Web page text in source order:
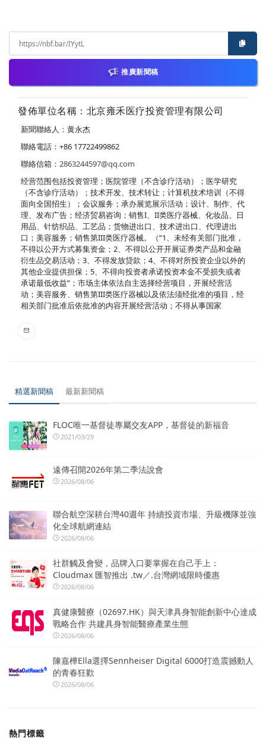
推廣新聞稿
發佈單位名稱：北京雍禾医疗投资管理有限公司
新聞聯絡人：黄永杰
聯絡電話：+86 17722499862
聯絡信箱： 2863244597@qq.com
经营范围包括投资管理；医院管理（不含诊疗活动）；医学研究
（不含诊疗活动）；技术开发、技术转让；计算机技术培训（不得
面向全国招生）；会议服务；承办展览展示活动；设计、制作、代
理、发布广告；经济贸易咨询；销售I、II类医疗器械、化妆品、日
用品、针纺织品、工艺品；货物进出口、技术进出口、代理进出
口；美容服务；销售第III类医疗器械。（“1、未经有关部门批准，
不得以公开方式募集资金；2、不得以公开开展证券类产品和金融
衍生品交易活动；3、不得发放贷款；4、不得对所投资企业以外的
其他企业提供担保；5、不得向投资者承诺投资本金不受损失或者
承诺最低收益”；市场主体依法自主选择经营项目，开展经营活
动；美容服务、销售第III类医疗器械以及依法须经批准的项目，经
相关部门批准后依批准的内容开展经营活动；不得从事国家
精選新聞稿 最新新聞稿
FLOC唯一基督徒專屬交友APP，基督徒的新福音
2021/03/29
遠傳召開2026年第二季法說會
2026/08/06
聯合航空深耕台灣40週年 持續投資市場、升級機隊並強
化全球航網連結
2026/08/06
社群觸及會變，品牌入口要掌握在自己手上：
Cloudmax 匯智推出 .tw／.台灣網域限時優惠
2026/08/06
真健康醫療（02697.HK）與天津具身智能創新中心達成
戰略合作 共建具身智能醫療產業生態
2026/08/06
陳嘉樺Ella選擇Sennheiser Digital 6000打造震撼動人
的青春狂歡
2026/08/06
熱門標籤